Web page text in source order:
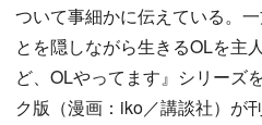
ついて事細かに伝えている。
とを隠しながら生きるOLを主
ど、OLやってます』シリーズ
ク版（漫画：iko／講談社）が